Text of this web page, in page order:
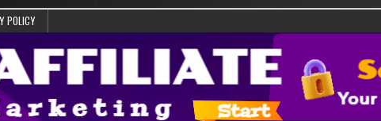
POLICY